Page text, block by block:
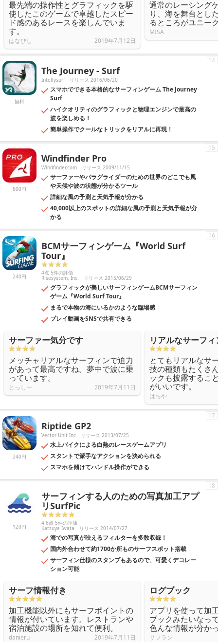
最先端の操作性とグラフィックを駆
使したこのゲームで卓越したスピー
ド感のあるレースを楽しんでいま
す。
はなびし 2019年7月12日
通常のレーシング
り、海を舞台とし
るところがユニー
MISA
無料
The Journey - Surf
Intellysurf リリース 2016/06/20
スマホでできる本格的なサーフィンゲーム The Journey
Surf
ハイクオリティのグラフィックと物理エンジンで最高の
波を楽しめる！
簡単操作でクールなトリックをリアルに再現！
14
600円
Windfinder Pro
Windfinder.com リリース 2009/11/15
サーファーやパラグライダーのための世界のどこでも風
や天候や波の状態が分かるツール
詳細な風の予測と天気予報が分かる
40,000以上のスポットの詳細な風の予測と天気予報が分
かる
15
240円
BCMサーフィンゲーム『World Surf
Tour』
4点 5件の評価
Risesystem, Inc. リリース 2015/06/29
グラフィックが美しいサーフィンゲームBCMサーフィン
ゲーム『World Surf Tour』
まるで本物の海にいるかのような臨場感
プレイ動画をSNSで共有できる
16
サーファー気分です
メッチャリアルなサーフィンで迫力
があって最高ですね。夢中で波に乗
っています。
とっしー 2019年7月11日
リアルなサーフ
とてもリアルなサ
技の種類もたくさ
ックも披露するこ
がいいです。
はちや
240円
Riptide GP2
Vector Unit Inc リリース 2013/07/25
水上バイクによる白熱のレースゲームアプリ
スタントで派手なアクションを決められる
スマホを傾けてハンドル操作ができる
17
120円
サーフィンする人のための写真加工アプ
リSurfPic
4.6点 5件の評価
Katsuya Iwata リリース 2014/07/27
海での写真が映えるフィルターを多数収録！
国内外合わせて約1700か所ものサーフスポット搭載
サーフィン仕様のスタンプもあるので、可愛くデコレー
ション可能
18
サーフ情報付き
加工機能以外にもサーフポイントの
情報が付いています。レストランや
宿泊施設の場所を知れて便利。
danieru 2019年7月11日
ログブック
アプリを使って加
ブックみたいなっ
色んな情報が分か
サフラン